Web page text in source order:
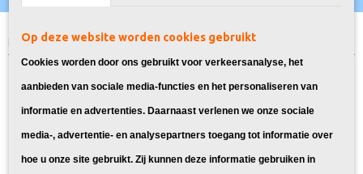
Home>Toners> 057H Toner voor Canon
Geschikte 057H Toners voor Canon
laser printers:
Sorteer op:
Op deze website worden cookies gebruikt
Cookies worden door ons gebruikt voor verkeersanalyse, het
aanbieden van sociale media-functies en het personaliseren van
informatie en advertenties. Daarnaast verlenen we onze sociale
media-, advertentie- en analysepartners toegang tot informatie over
hoe u onze site gebruikt. Zij kunnen deze informatie gebruiken in